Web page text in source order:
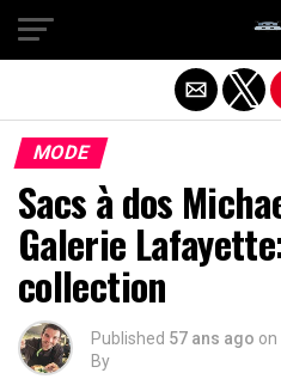
MODE
Sacs à dos
Galerie
collection
Published 57 ans ago on
By
Quitter la